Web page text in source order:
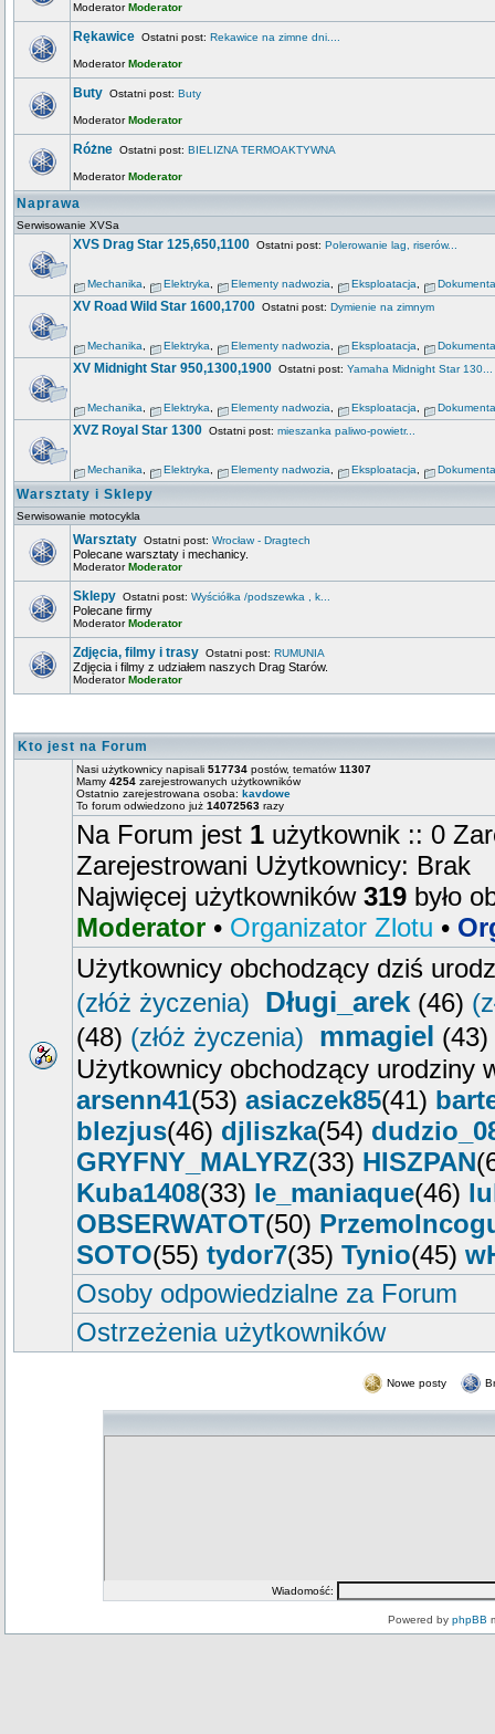
ModeratorModerator
Rękawice Ostatni post: Rekawice na zimne dni....
ModeratorModerator
Buty Ostatni post: Buty
ModeratorModerator
Różne Ostatni post: BIELIZNA TERMOAKTYWNA
ModeratorModerator
Naprawa
Serwisowanie XVSa
XVS Drag Star 125,650,1100 Ostatni post: Polerowanie lag, riserów...
Mechanika Elektryka Elementy nadwozia Eksploatacja
XV Road Wild Star 1600,1700 Ostatni post: Dymienie na zimnym
Mechanika Elektryka Elementy nadwozia Eksploatacja
XV Midnight Star 950,1300,1900 Ostatni post: Yamaha Midnight Star 130...
Mechanika Elektryka Elementy nadwozia Eksploatacja
XVZ Royal Star 1300 Ostatni post: mieszanka paliwo-powietr...
Mechanika Elektryka Elementy nadwozia Eksploatacja
Warsztaty i Sklepy
Serwisowanie motocykla
Warsztaty Ostatni post: Wrocław - Dragtech
Polecane warsztaty i mechanicy.
ModeratorModerator
Sklepy Ostatni post: Wyściółka /podszewka , k...
Polecane firmy
ModeratorModerator
Zdjęcia, filmy i trasy Ostatni post: RUMUNIA
Zdjęcia i filmy z udziałem naszych Drag Starów.
ModeratorModerator
Kto jest na Forum
Nasi użytkownicy napisali 517734 postów, tematów11307
Mamy 4254 zarejestrowanych użytkowników
Ostatnio zarejestrowana osoba: kavdowe
To forum odwiedzono już 14072563 razy
Na Forum jest 1 użytkownik :: 0
Zarejestrowani Użytkownicy: Brak
Najwięcej użytkowników 319 było
Moderator • Organizator Zlotu •
Użytkownicy obchodzący dziś
(złóż życzenia) Długi_arek (46)
(48) (złóż życzenia) mmagiel (43)
Użytkownicy obchodzący urodziny
arsenn41(53) asiaczek85(41)
blezjus(46) djliszka(54)
GRYFNY_MALYRZ(33) HISZPAN
Kuba1408(33) le_maniaque(46)
OBSERWATOT(50)
SOTO(55) tydor7(35) Tynio(45)
Osoby odpowiedzialne za Forum
Ostrzeżenia użytkowników
Nowe posty
Wiadomość:
Powered by phpBB